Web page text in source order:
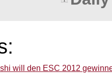
will den ESC 2012